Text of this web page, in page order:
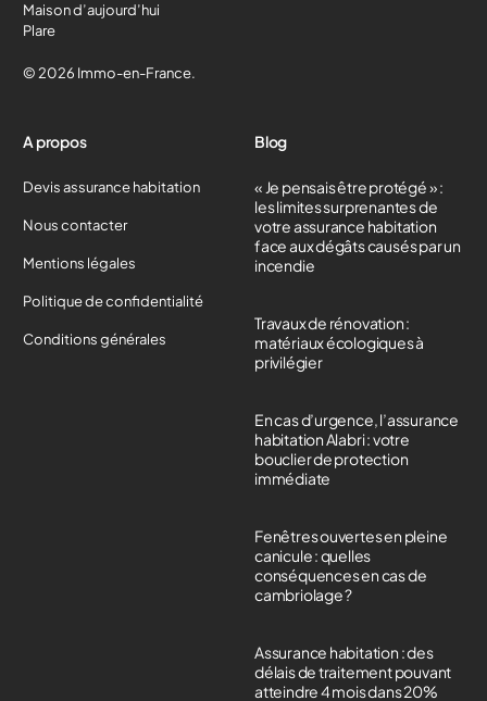
Maison d’aujourd’hui
Plare
© 2026 Immo-en-France.
A propos
Devis assurance habitation
Nous contacter
Mentions légales
Politique de confidentialité
Conditions générales
Blog
« Je pensais être protégé » :
les limites surprenantes de
votre assurance habitation
face aux dégâts causés par un
incendie
Travaux de rénovation :
matériaux écologiques à
privilégier
En cas d’urgence, l’assurance
habitation Alabri : votre
bouclier de protection
immédiate
Fenêtres ouvertes en pleine
canicule : quelles
conséquences en cas de
cambriolage ?
Assurance habitation : des
délais de traitement pouvant
atteindre 4 mois dans 20%